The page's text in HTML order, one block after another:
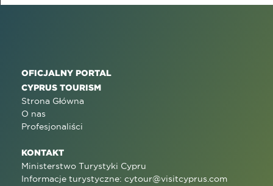
OFICJALNY PORTAL
CYPRUS TOURISM
Strona Główna
O nas
Profesjonaliści
KONTAKT
Ministerstwo Turystyki Cypru
Informacje turystyczne: cytour@visitcyprus.com